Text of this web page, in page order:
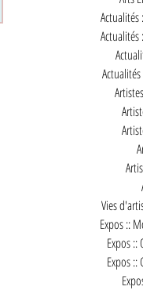
Actualités
Actualités
Vies
Expos ::
Expos ::
Expos ::